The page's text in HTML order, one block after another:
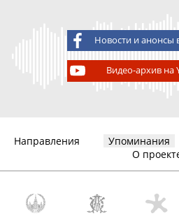
Новости и анонсы
Видео-архив на
Направления Упоминания
О